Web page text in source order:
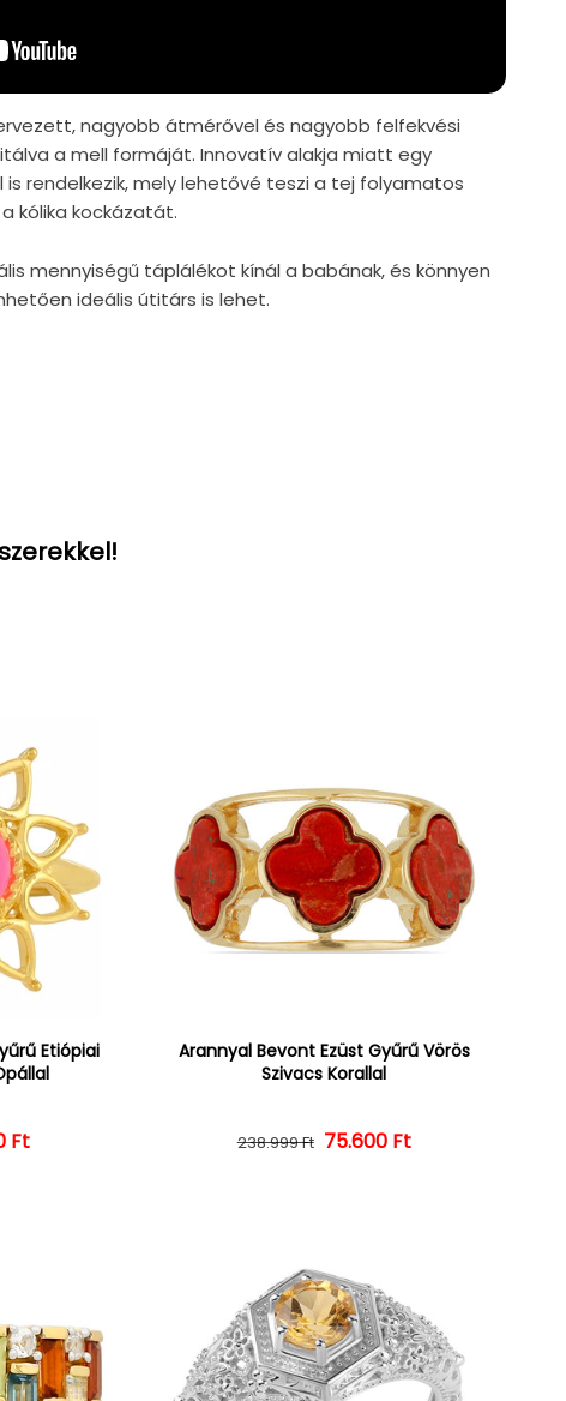
nagyobb átmérővel és nagyobb felfekvési
a mell formáját. Innovatív alakja miatt egy
is rendelkezik, mely lehetővé teszi a tej folyamatos
kólika kockázatát.
mennyiségű táplálékot kínál a babának, és könnyen
ideális útitárs is lehet.
Etiópiai
ár ár
Ft
Arannyal Bevont Ezüst Gyűrű Vörös
Szivacs Korallal
Normál ár
238.999 Ft Kedvezményes ár
75.600 Ft